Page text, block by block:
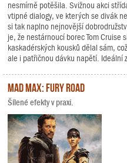
nesmírně potěšila. Svižnou akci
vtipné dialogy, ve kterých se divák
si tak naplno nejnovější
je, že nestárnoucí borec Tom Cruise
kaskadérských kousků dělal sám,
ale i patřičnou dávku napětí. Ideální
Mad Max: Fury Road
Šílené efekty v praxi.